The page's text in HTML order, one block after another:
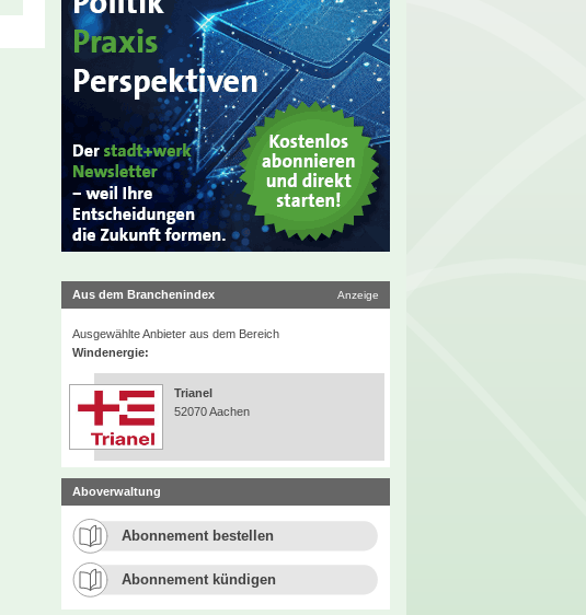
Aus dem Branchenindex Anzeige
Ausgewählte Anbieter aus dem Bereich
Windenergie:
Trianel
52070 Aachen
Aboverwaltung
Abonnement bestellen
Abonnement kündigen